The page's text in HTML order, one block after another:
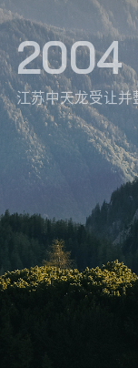
2004
江苏中天龙受让